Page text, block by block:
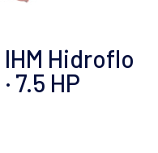
Hidroflo
7.5 HP